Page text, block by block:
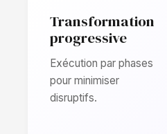
Transformation
progressive
Exécution par phases
pour minimiser
disruptifs.